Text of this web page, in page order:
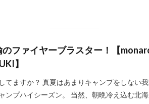
のファイヤーブラスター！【
】
てますか？ 真夏はあまりキャンプをしない
ンプハイシーズン。 当然、朝晩冷え込む北